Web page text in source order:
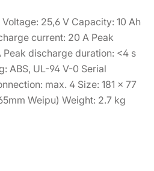
25,6 V Capacity: 10 Ah
current: 20 A Peak
discharge duration: <4 s
ABS, UL-94 V-0 Serial
max. 4 Size: 181 x 77
Weipu) Weight: 2.7 kg